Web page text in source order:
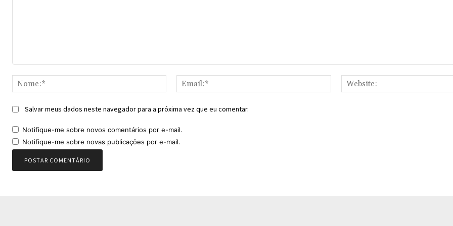
Nome:*
Email:*
Salvar meus dados neste navegador para a próxima vez que eu comentar.
Notifique-me sobre novos comentários por e-mail.
Notifique-me sobre novas publicações por e-mail.